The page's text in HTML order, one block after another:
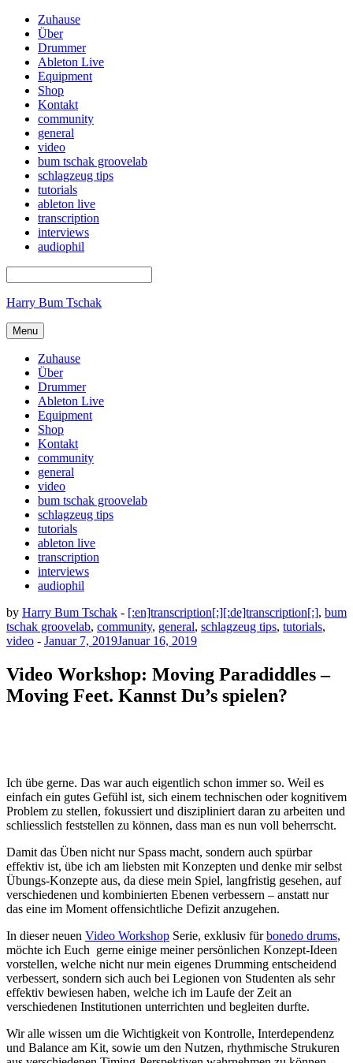
Zuhause
Über
Drummer
Ableton Live
Equipment
Shop
Kontakt
community
general
video
bum tschak groovelab
schlagzeug tips
tutorials
ableton live
transcription
interviews
audiophil
Harry Bum Tschak
Menu
Zuhause
Über
Drummer
Ableton Live
Equipment
Shop
Kontakt
community
general
video
bum tschak groovelab
schlagzeug tips
tutorials
ableton live
transcription
interviews
audiophil
by Harry Bum Tschak - [:en]transcription[:][:de]transcription[:], bum
tschak groovelab, community, general, schlagzeug tips, tutorials,
video - Januar 7, 2019Januar 16, 2019
Video Workshop: Moving Paradiddles –
Moving Feet. Kannst Du’s spielen?
Ich übe gerne. Das war auch eigentlich schon immer so. Weil es
einfach ein gutes Gefühl ist, sich einem technischen oder kognitivem
Problem zu stellen, fokussiert und diszipliniert daran zu arbeiten und
schliesslich feststellen zu können, dass man es nun voll beherrscht.
Damit das Üben nicht nur Spass macht, sondern auch spürbar
effektiv ist, übe ich am liebsten mit Konzepten und denke mir selbst
Übungs-Konzepte aus, da diese mein Spiel, langfristig gesehen, auf
verschiedenen und kombinierten Ebenen verbessern – anstatt nur
das eine im Moment offensichtliche Defizit anzugehen.
In dieser neuen Video Workshop Serie, exklusiv fürbonedo drums,
möchte ich Euch gerne einige meiner persönlichen Konzept-Ideen
vorstellen, welche nicht nur mein eigenes Drumming entscheidend
verbessert, sondern sich auch bei Legionen von Studenten als sehr
effektiv bewiesen haben, welche ich im Laufe der Zeit an
verschiedenen Institutionen unterrichten und begleiten durfte.
Wir alle wissen um die Wichtigkeit von Kontrolle, Interdependenz
und Balance am Kit, sowie um den Nutzen, rhythmische Strukuren